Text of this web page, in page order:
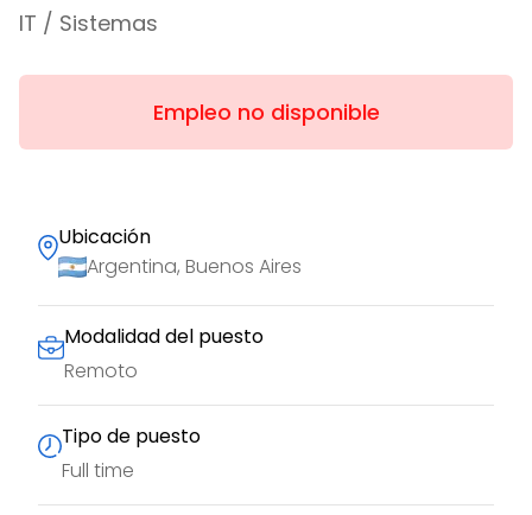
IT / Sistemas
Empleo no disponible
Ubicación
Argentina, Buenos Aires
Modalidad del puesto
Remoto
Tipo de puesto
Full time